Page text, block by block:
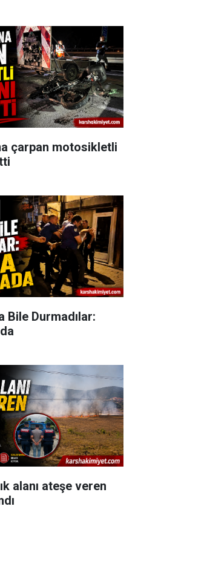
çarpan motosikletli
Bile Durmadılar:
alanı ateşe veren